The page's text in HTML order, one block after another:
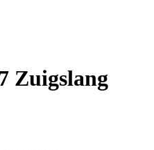
Zuigslang